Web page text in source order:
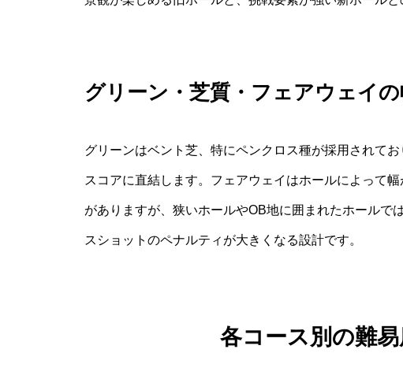
グリーン・芝質・フェアウェイ
グリーンはベント芝、特にペンクロス種が採用されて
スコアに直結します。フェアウェイはホールによって
がありますが、狭いホールやOB地に囲まれたホールで
スショットのペナルティが大きくなる設計です。
各コース別の難